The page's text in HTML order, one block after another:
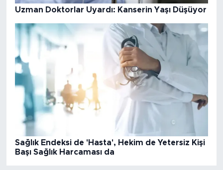
Uzman Doktorlar Uyardı: Kanserin Yaşı Düşüyor
Sağlık Endeksi de 'Hasta', Hekim de Yetersiz Kişi
Başı Sağlık Harcaması da